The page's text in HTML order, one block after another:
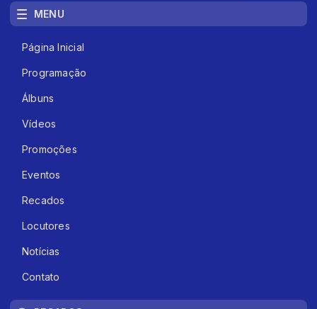
MENU
Página Inicial
Programação
Álbuns
Vídeos
Promoções
Eventos
Recados
Locutores
Notícias
Contato